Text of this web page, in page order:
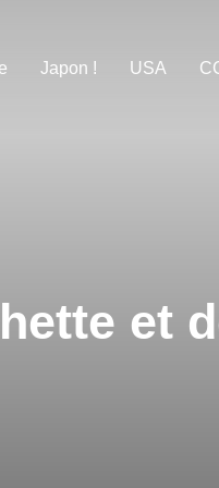
Japon ! USA
et